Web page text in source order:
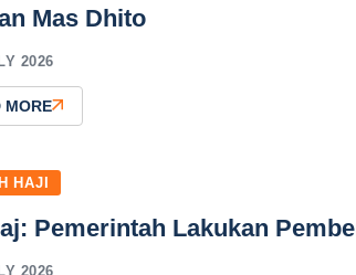
Mas Dhito
2026
MORE
HAJI
Pemerintah Lakukan
2026